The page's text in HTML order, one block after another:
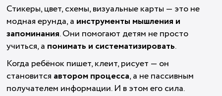
Стикеры, цвет, схемы, визуальные карты — это не
модная ерунда, а инструменты мышления и
запоминания. Они помогают детям не просто
учиться, а понимать и систематизировать.
Когда ребёнок пишет, клеит, рисует — он
становится автором процесса, а не пассивным
получателем информации. И в этом его сила.